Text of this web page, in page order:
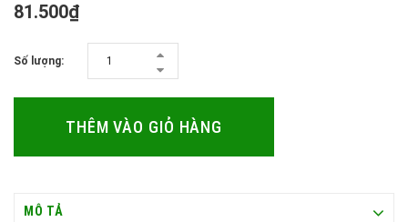
81.500₫
Số lượng:
THÊM VÀO GIỎ HÀNG
MÔ TẢ